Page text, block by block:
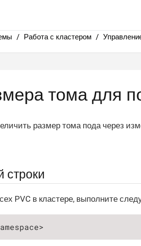
Работа с кластером
тома для
размер тома пода через
PVC в кластере, выполните